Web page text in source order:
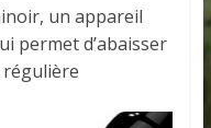
un appareil
permet d’abaisser
régulière